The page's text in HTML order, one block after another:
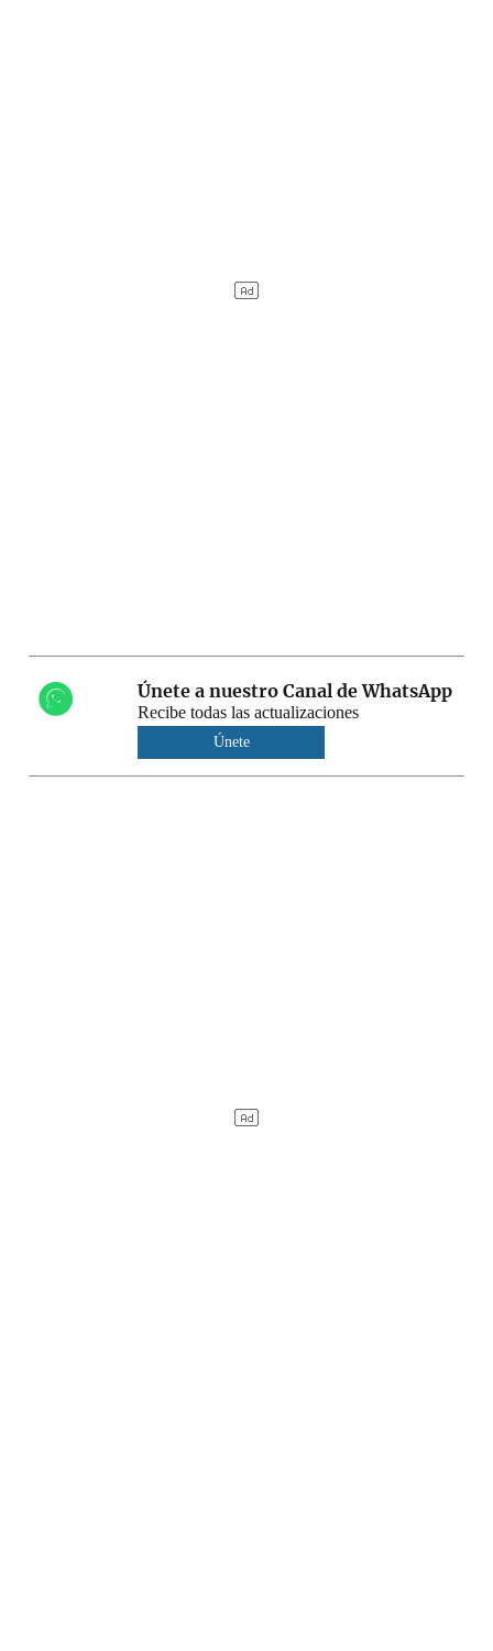
Únete a nuestro Canal de WhatsApp
Recibe todas las actualizaciones
Únete